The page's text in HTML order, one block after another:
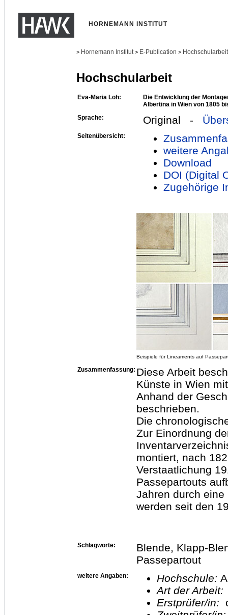
HORNEMANN INSTITUT
> Hornemann Institut > E-Publication >
Hochschularbeit
Eva-Maria Loh:
Die Entwicklung der
Albertina in Wien von 1805
Sprache:
Original -
Seitenübersicht:
weitere
Download
DOI (Digital
Zugehörige
Beispiele für Lineaments auf
Zusammenfassung: Diese Arbeit
Künste in Wien
Anhand der
beschrieben.
Die
Zur Einordnung
montiert, nach
Verstaatlichung
Passepartouts
Jahren durch
werden seit den
Schlagworte:
Blende, Klapp-
Passepartout
weitere Angaben: Hochschule:
Art der Arbeit:
Erstprüfer/in: